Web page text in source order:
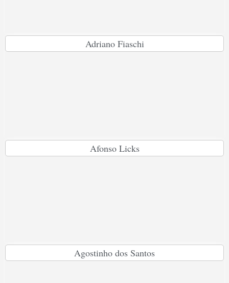
Adriano Fiaschi
Afonso Licks
Agostinho dos Santos